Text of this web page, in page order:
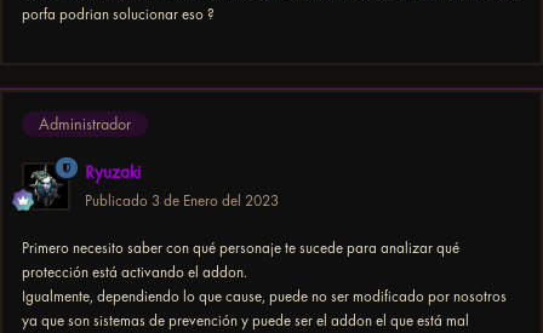
porfa podrian solucionar eso ?
Administrador
Ryuzaki
Publicado 3 de Enero del 2023
Primero necesito saber con qué personaje te sucede para analizar qué
protección está activando el addon.
Igualmente, dependiendo lo que cause, puede no ser modificado por nosotros
ya que son sistemas de prevención y puede ser el addon el que está mal